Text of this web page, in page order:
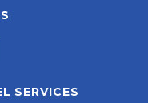
SERVICES